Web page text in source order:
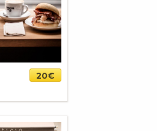
20€